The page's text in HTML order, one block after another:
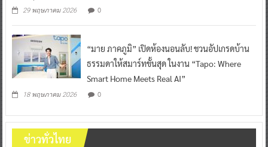
29 พฤษภาคม 2026 0
“มาย ภาคภูมิ” เปิดห้องนอนลับ! ชวนอัปเกรดบ้าน
ธรรมดาให้สมาร์ทขั้นสุด ในงาน “Tapo: Where
Smart Home Meets Real AI”
18 พฤษภาคม 2026 0
ข่าวทั่วไทย